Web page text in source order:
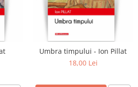
Umbra timpului - Ion Pillat
18,00 Lei